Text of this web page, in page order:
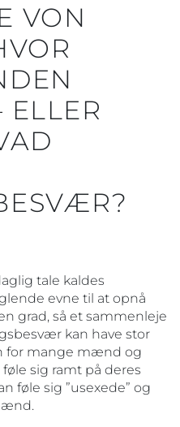
VON
ELLER
tale kaldes
evne til at opnå
grad, så et sammenleje
kan have stor
for mange mænd og
sig ramt på deres
føle sig ”usexede” og